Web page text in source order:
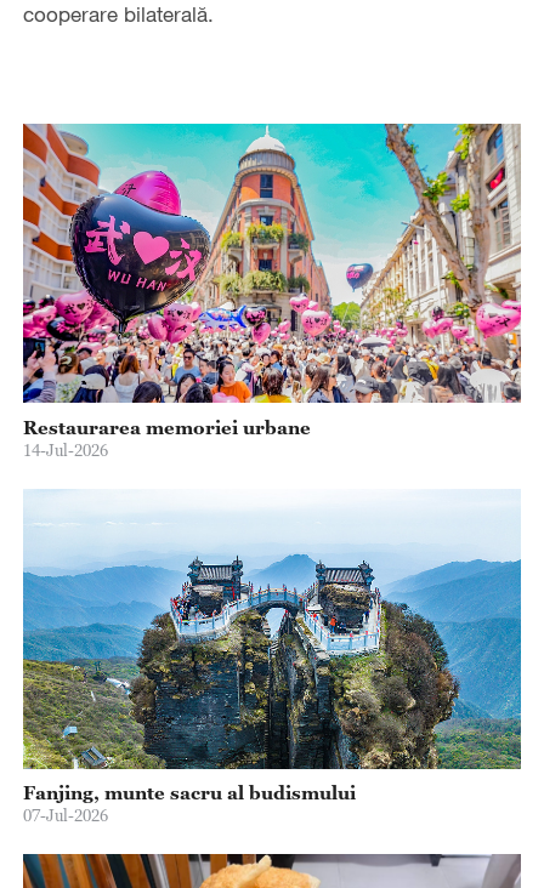
cooperare bilaterală.
Restaurarea memoriei urbane
14-Jul-2026
Fanjing, munte sacru al budismului
07-Jul-2026